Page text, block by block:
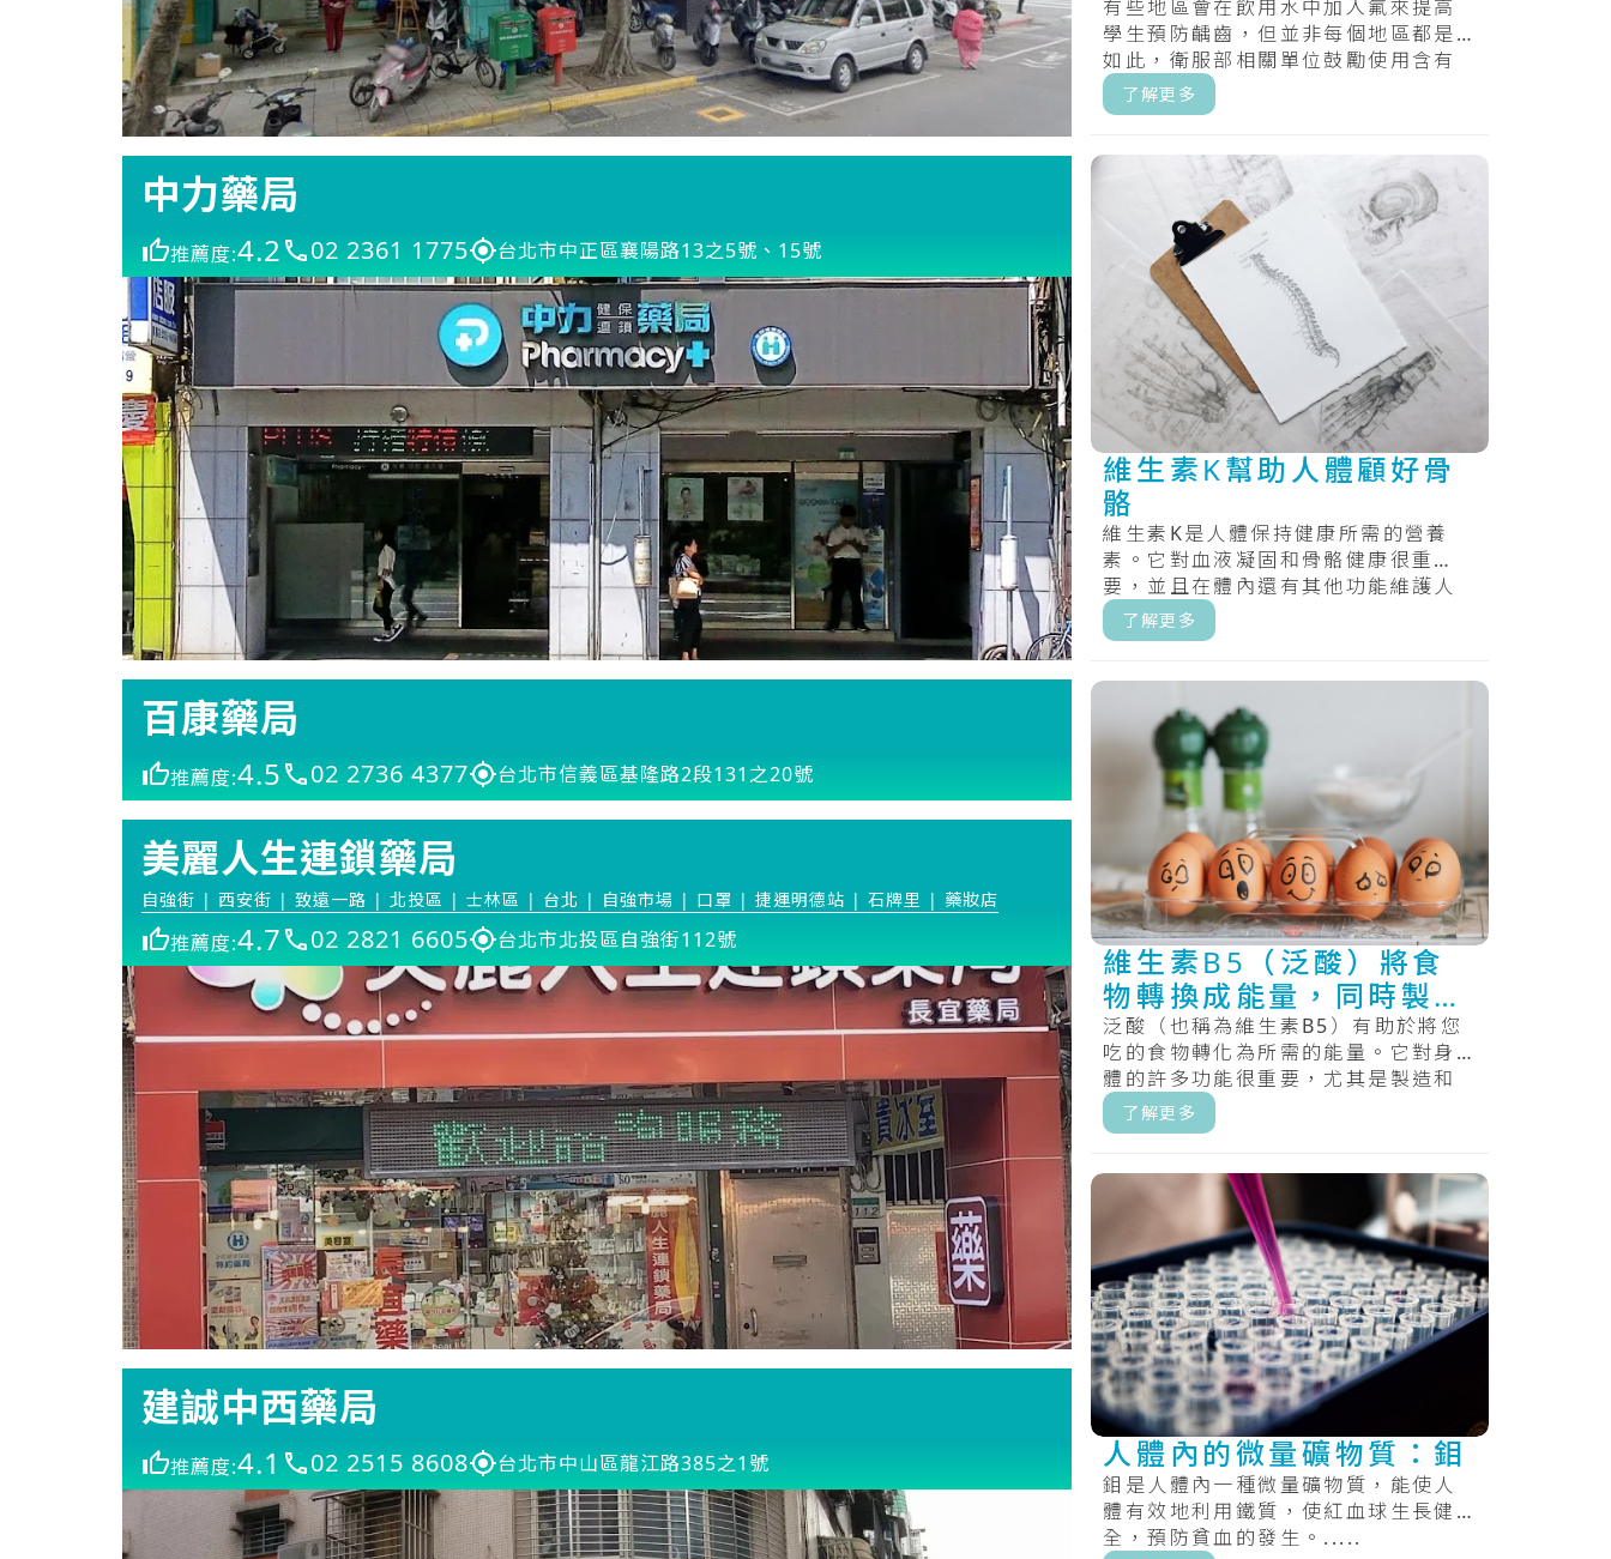
中力藥局
推薦度:4.2 02 2361 1775 台北市中正區襄陽路13之5號、15號
百康藥局
推薦度:4.5 02 2736 4377 台北市信義區基隆路2段131之20號
美麗人生連鎖藥局
自強街 | 西安街 | 致遠一路 | 北投區 | 士林區 | 台北 | 自強市場 | 口罩 | 捷運明德站 | 石牌里 | 藥妝店
推薦度:4.7 02 2821 6605 台北市北投區自強街112號
建誠中西藥局
推薦度:4.1 02 2515 8608 台北市中山區龍江路385之1號
有些地區會在飲用水中加入氟來提高
學生預防齲齒，但並非每個地區都是
如此，衛服部相關單位鼓勵使用含有
氟化物的牙膏、食用氟錠，和定期在
牙齒上塗.....
了解更多
維生素K幫助人體顧好骨
骼
維生素K是人體保持健康所需的營養
素。它對血液凝固和骨骼健康很重
要，並且在體內還有其他功能維護人
體的健康。.....
了解更多
維生素B5（泛酸）將食
物轉換成能量，同時製造
與分解脂肪
泛酸（也稱為維生素B5）有助於將您
吃的食物轉化為所需的能量。它對身
體的許多功能很重要，尤其是製造和
分解脂肪。.....
了解更多
人體內的微量礦物質：鉬
鉬是人體內一種微量礦物質，能使人
體有效地利用鐵質，使紅血球生長健
全，預防貧血的發生。.....